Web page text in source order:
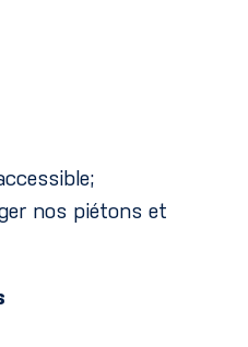
nos piétons et